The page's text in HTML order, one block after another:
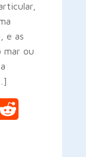
e as
mar ou